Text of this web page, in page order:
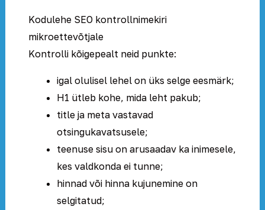
Kodulehe SEO kontrollnimekiri
mikroettevõtjale
Kontrolli kõigepealt neid punkte:
igal olulisel lehel on üks selge eesmärk;
H1 ütleb kohe, mida leht pakub;
title ja meta vastavad
otsingukavatsusele;
teenuse sisu on arusaadav ka inimesele,
kes valdkonda ei tunne;
hinnad või hinna kujunemine on
selgitatud;